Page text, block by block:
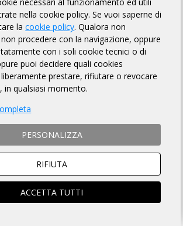
nella cookie policy. Se vuoi saperne di
lacookie policy. Qualora non
procedere con la navigazione, oppure
con i soli cookie tecnici o di
puoi decidere quali cookies
prestare, rifiutare o revocare
in qualsiasi momento.
PERSONALIZZA
RIFIUTA
ACCETTA TUTTI